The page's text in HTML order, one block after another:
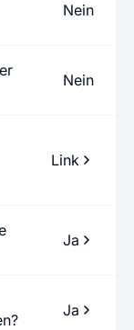
Nein
Nein
Link
Ja
Ja